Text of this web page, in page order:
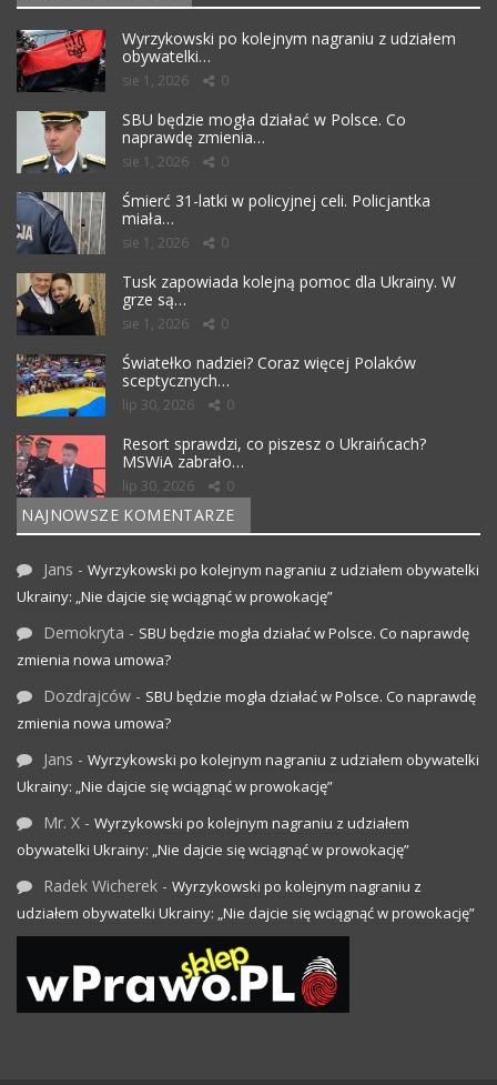
Wyrzykowski po kolejnym nagraniu z udziałem
obywatelki…
sie 1, 2026 0
SBU będzie mogła działać w Polsce. Co
naprawdę zmienia…
sie 1, 2026 0
Śmierć 31-latki w policyjnej celi. Policjantka
miała…
sie 1, 2026 0
Tusk zapowiada kolejną pomoc dla Ukrainy. W
grze są…
sie 1, 2026 0
Światełko nadziei? Coraz więcej Polaków
sceptycznych…
lip 30, 2026 0
Resort sprawdzi, co piszesz o Ukraińcach?
MSWiA zabrało…
lip 30, 2026 0
NAJNOWSZE KOMENTARZE
Jans - Wyrzykowski po kolejnym nagraniu z udziałem obywatelki
Ukrainy: „Nie dajcie się wciągnąć w prowokację”
Demokryta - SBU będzie mogła działać w Polsce. Co naprawdę
zmienia nowa umowa?
Dozdrajców - SBU będzie mogła działać w Polsce. Co naprawdę
zmienia nowa umowa?
Jans - Wyrzykowski po kolejnym nagraniu z udziałem obywatelki
Ukrainy: „Nie dajcie się wciągnąć w prowokację”
Mr. X - Wyrzykowski po kolejnym nagraniu z udziałem
obywatelki Ukrainy: „Nie dajcie się wciągnąć w prowokację”
Radek Wicherek - Wyrzykowski po kolejnym nagraniu z
udziałem obywatelki Ukrainy: „Nie dajcie się wciągnąć w prowokację”